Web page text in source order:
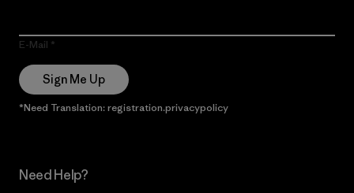
E-Mail
Sign Me Up
*Need Translation: registration.privacypolicy
Need Help?